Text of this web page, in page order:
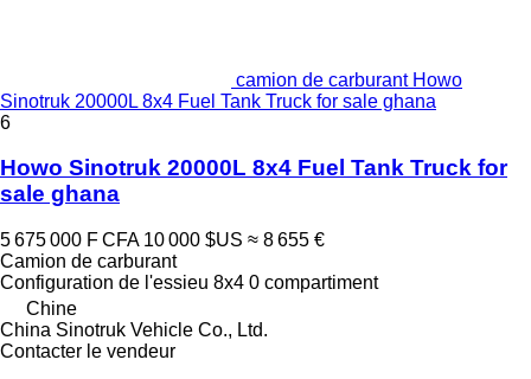
camion de carburant Howo
Sinotruk 20000L 8x4 Fuel Tank Truck for sale ghana
6
Howo Sinotruk 20000L 8x4 Fuel Tank Truck for
sale ghana
5 675 000 F CFA 10 000 $US ≈ 8 655 €
Camion de carburant
Configuration de l'essieu 8x4 0 compartiment
Chine
China Sinotruk Vehicle Co., Ltd.
Contacter le vendeur